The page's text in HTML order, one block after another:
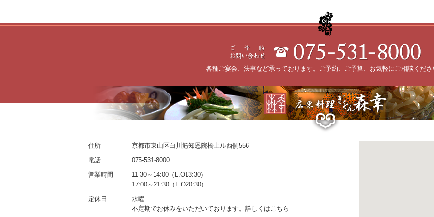
各種ご宴会、法事など承っております。ご予約、ご予算、お気軽にご相談くださ
住所
京都市東山区白川筋知恩院橋上ル西側556
電話
075-531-8000
営業時間
11:30～14:00（L.O13:30）
17:00～21:30（L.O20:30）
定休日
水曜
不定期でお休みをいただいております。詳しくはこちら